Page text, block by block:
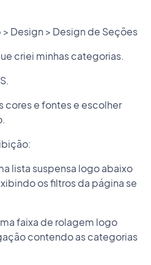
Design > Design de Seções
criei minhas categorias.
cores e fontes e escolher
lista suspensa logo abaixo
os filtros da página se
faixa de rolagem logo
contendo as categorias